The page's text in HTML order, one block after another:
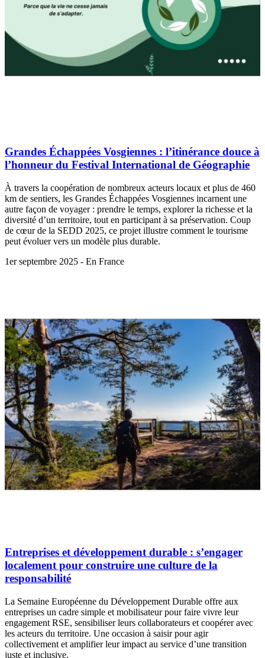
Grandes Échappées Vosgiennes : l’itinérance douce à
l’honneur du Festival International de Géographie
À travers la coopération de nombreux acteurs locaux et plus de 460
km de sentiers, les Grandes Échappées Vosgiennes incarnent une
autre façon de voyager : prendre le temps, explorer la richesse et la
diversité d’un territoire, tout en participant à sa préservation. Coup
de cœur de la SEDD 2025, ce projet illustre comment le tourisme
peut évoluer vers un modèle plus durable.
1er septembre 2025 - En France
Entreprises et développement durable : s’engager
localement pour construire une culture de la
responsabilité
La Semaine Européenne du Développement Durable offre aux
entreprises un cadre simple et mobilisateur pour faire vivre leur
engagement RSE, sensibiliser leurs collaborateurs et coopérer avec
les acteurs du territoire. Une occasion à saisir pour agir
collectivement et amplifier leur impact au service d’une transition
juste et inclusive.